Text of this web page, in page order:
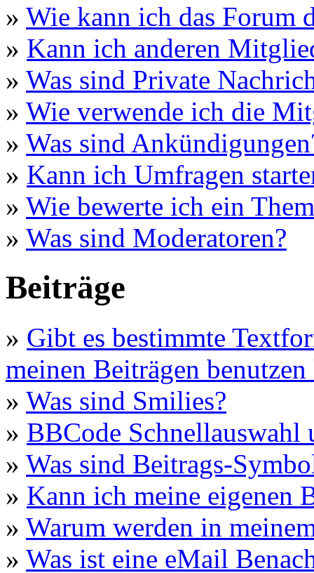
» Wie kann ich das Forum
» Kann ich anderen
» Was sind Private
» Wie verwende ich die
» Was sind
» Kann ich Umfragen
» Wie bewerte ich ein
» Was sind Moderatoren?
Beiträge
» Gibt es bestimmte
meinen Beiträgen benutzen
» Was sind Smilies?
» BBCode
» Was sind Beitrags-
» Kann ich meine eigenen
» Warum werden in
» Was ist eine eMail